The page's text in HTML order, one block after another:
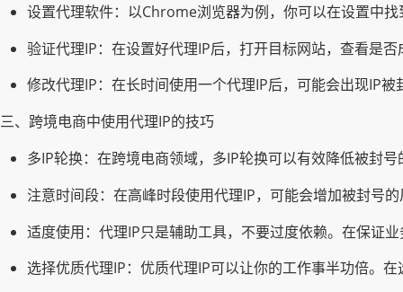
设置代理软件：以Chrome浏览器为例，你可以在设置中
验证代理IP：在设置好代理IP后，打开目标网站，查看是
修改代理IP：在长时间使用一个代理IP后，可能会出现IP
三、跨境电商中使用代理IP的技巧
多IP轮换：在跨境电商领域，多IP轮换可以有效降低被封
注意时间段：在高峰时段使用代理IP，可能会增加被封号
适度使用：代理IP只是辅助工具，不要过度依赖。在保证
选择优质代理IP：优质代理IP可以让你的工作事半功倍。